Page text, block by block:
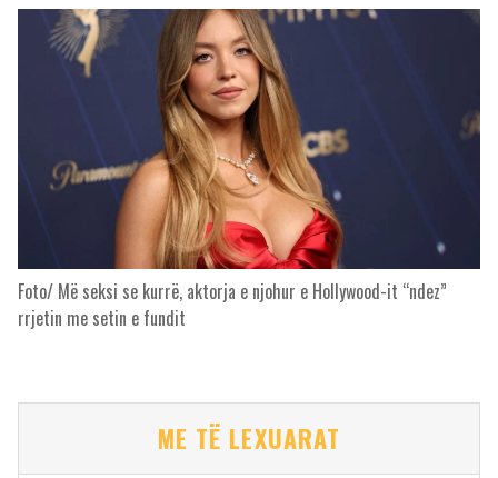
Foto/ Më seksi se kurrë, aktorja e njohur e Hollywood-it “ndez”
rrjetin me setin e fundit
ME TË LEXUARAT